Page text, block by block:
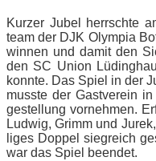
Kur­zer Ju­bel herrsch­te
team der DJK Olym­pia
win­nen und da­mit den
den SC Uni­on
konn­te. Das Spiel in der
muss­te der Gast­ver­ein
ge­stel­lung vor­neh­men.
Lud­wig, Grimm und
li­ges Dop­pel sieg­reich
war das Spiel beendet.